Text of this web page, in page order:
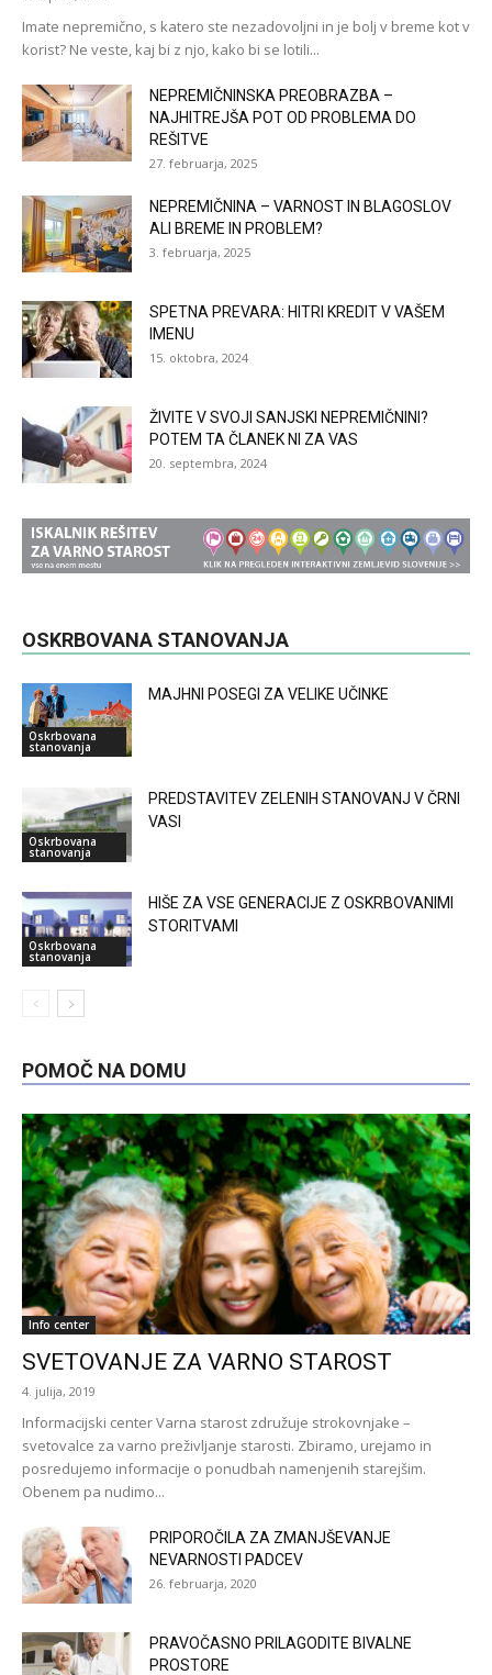
Imate nepremično, s katero ste nezadovoljni in je bolj v breme kot v
korist? Ne veste, kaj bi z njo, kako bi se lotili...
NEPREMIČNINSKA PREOBRAZBA –
NAJHITREJŠA POT OD PROBLEMA DO
REŠITVE
27. februarja, 2025
NEPREMIČNINA – VARNOST IN BLAGOSLOV
ALI BREME IN PROBLEM?
3. februarja, 2025
SPETNA PREVARA: HITRI KREDIT V VAŠEM
IMENU
15. oktobra, 2024
ŽIVITE V SVOJI SANJSKI NEPREMIČNINI?
POTEM TA ČLANEK NI ZA VAS
20. septembra, 2024
OSKRBOVANA STANOVANJA
Oskrbovana
stanovanja
MAJHNI POSEGI ZA VELIKE UČINKE
Oskrbovana
stanovanja
PREDSTAVITEV ZELENIH STANOVANJ V ČRNI
VASI
Oskrbovana
stanovanja
HIŠE ZA VSE GENERACIJE Z OSKRBOVANIMI
STORITVAMI
POMOČ NA DOMU
Info center
SVETOVANJE ZA VARNO STAROST
4. julija, 2019
Informacijski center Varna starost združuje strokovnjake –
svetovalce za varno preživljanje starosti. Zbiramo, urejamo in
posredujemo informacije o ponudbah namenjenih starejšim.
Obenem pa nudimo...
PRIPOROČILA ZA ZMANJŠEVANJE
NEVARNOSTI PADCEV
26. februarja, 2020
PRAVOČASNO PRILAGODITE BIVALNE
PROSTORE